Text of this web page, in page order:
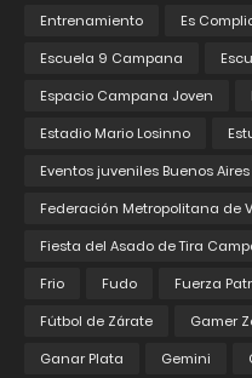
Entrenamiento
Es
Escuela 9 Campana
Espacio Campana Joven
Estadio Mario Losinno
Eventos juveniles Buenos Aires
Federación Metropolitana de
Fiesta del Asado de Tira
Frio
Fudo Fuerza
Fútbol de Zárate
Gamer
Ganar Plata
Gemini